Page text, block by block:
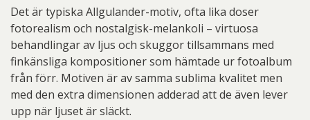
Det är typiska Allgulander-motiv, ofta lika doser
fotorealism och nostalgisk-melankoli – virtuosa
behandlingar av ljus och skuggor tillsammans med
finkänsliga kompositioner som hämtade ur fotoalbum
från förr. Motiven är av samma sublima kvalitet men
med den extra dimensionen adderad att de även lever
upp när ljuset är släckt.